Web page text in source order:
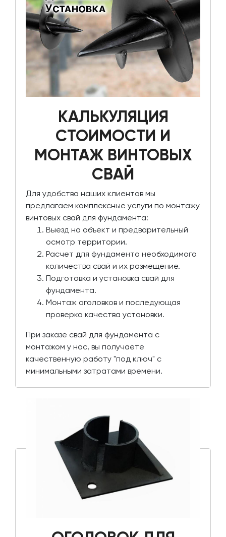
КАЛЬКУЛЯЦИЯ
СТОИМОСТИ И
МОНТАЖ ВИНТОВЫХ
СВАЙ
Для удобства наших клиентов мы
предлагаем комплексные услуги по монтажу
винтовых свай для фундамента:
Выезд на объект и предварительный
осмотр территории.
Расчет для фундамента необходимого
количества свай и их размещение.
Подготовка и установка свай для
фундамента.
Монтаж оголовков и последующая
проверка качества установки.
При заказе свай для фундамента с
монтажом у нас, вы получаете
качественную работу "под ключ" с
минимальными затратами времени.